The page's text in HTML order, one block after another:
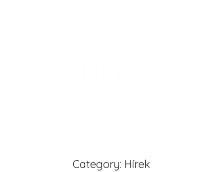
Category: Hírek